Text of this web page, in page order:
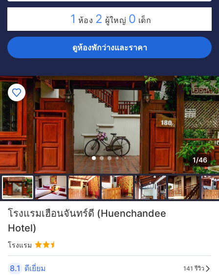
1 ห้อง 2 ผู้ใหญ่ 0 เด็ก
ดูห้องพักว่างและราคา
1/46
โรงแรมเฮือนจันทร์ดี (Huenchandee
Hotel)
โรงแรม
8.1 ดีเยี่ยม 141 รีวิว